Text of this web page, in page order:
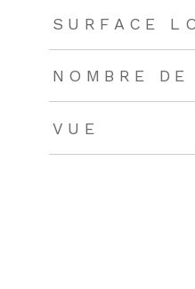
SURFACE
NOMBRE DE
VUE